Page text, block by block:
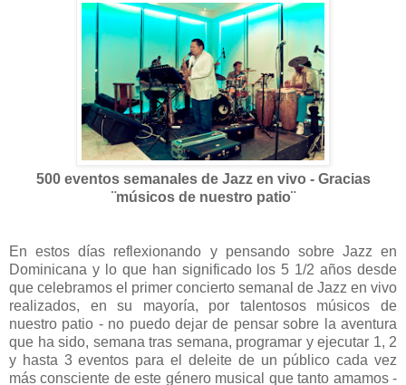
500 eventos semanales de Jazz en vivo - Gracias
¨músicos de nuestro patio¨
En estos días reflexionando y pensando sobre Jazz en
Dominicana y lo que han significado los 5 1/2 años desde
que celebramos el primer concierto semanal de Jazz en vivo
realizados, en su mayoría, por talentosos músicos de
nuestro patio - no puedo dejar de pensar sobre la aventura
que ha sido, semana tras semana, programar y ejecutar 1, 2
y hasta 3 eventos para el deleite de un público cada vez
más consciente de este género musical que tanto amamos -